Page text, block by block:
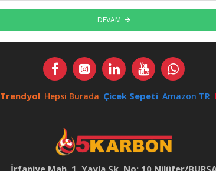
DEVAM
Trendyol Hepsi Burada Çicek Sepeti Amazon TR
İrfaniye Mah. 1. Yayla Sk. No: 10 Nilüfer/